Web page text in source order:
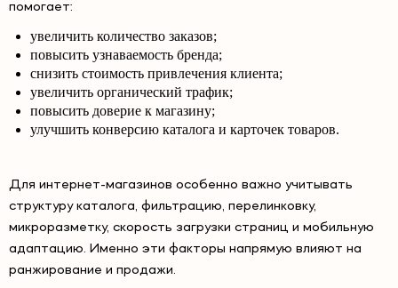
помогает:
увеличить количество заказов;
повысить узнаваемость бренда;
снизить стоимость привлечения клиента;
увеличить органический трафик;
повысить доверие к магазину;
улучшить конверсию каталога и карточек товаров.
Для интернет-магазинов особенно важно учитывать
структуру каталога, фильтрацию, перелинковку,
микроразметку, скорость загрузки страниц и мобильную
адаптацию. Именно эти факторы напрямую влияют на
ранжирование и продажи.